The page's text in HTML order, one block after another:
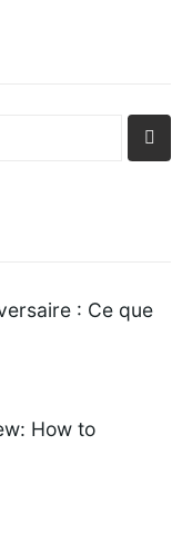
the first
: Ce que
How to